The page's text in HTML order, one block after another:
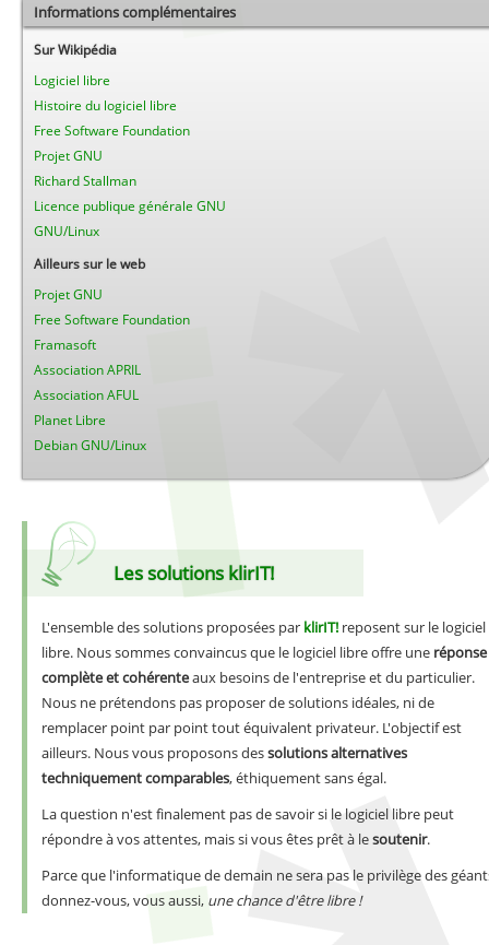
Informations complémentaires
Sur Wikipédia
Logiciel libre
Histoire du logiciel libre
Free Software Foundation
Projet GNU
Richard Stallman
Licence publique générale GNU
GNU/Linux
Ailleurs sur le web
Projet GNU
Free Software Foundation
Framasoft
Association APRIL
Association AFUL
Planet Libre
Debian GNU/Linux
Les solutions klirIT!
L'ensemble des solutions proposées par klirIT!reposent sur le logiciel
libre. Nous sommes convaincus que le logiciel libre offre une réponse
complète et cohérenteaux besoins de l'entreprise et du particulier.
Nous ne prétendons pas proposer de solutions idéales, ni de
remplacer point par point tout équivalent privateur. L'objectif est
ailleurs. Nous vous proposons dessolutions alternatives
techniquement comparables, éthiquement sans égal.
La question n'est finalement pas de savoir si le logiciel libre peut
répondre à vos attentes, mais si vous êtes prêt à lesoutenir.
Parce que l'informatique de demain ne sera pas le privilège des
donnez-vous, vous aussi, une chance d'être libre !